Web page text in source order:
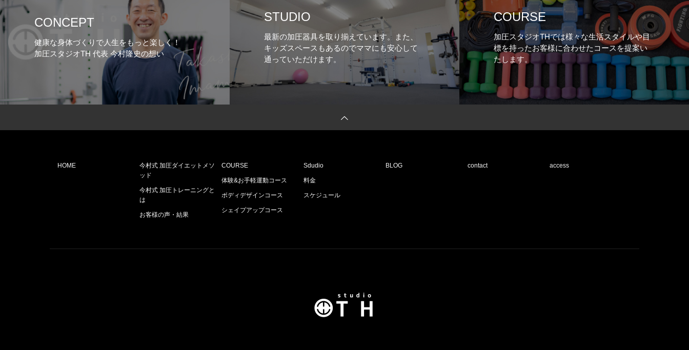
CONCEPT
健康な身体づくりで人生をもっと楽しく！
加圧スタジオTH 代表 今村隆史の想い
STUDIO
最新の加圧器具を取り揃えています。また、
キッズスペースもあるのでママにも安心して
通っていただけます。
COURSE
加圧スタジオTHでは様々な生活スタイルや目
標を持ったお客様に合わせたコースを提案い
たします。
HOME
今村式 加圧ダイエットメソ
ッド
今村式 加圧トレーニングと
は
お客様の声・結果
COURSE
体験&お手軽運動コース
ボディデザインコース
シェイプアップコース
Sdudio
料金
スケジュール
BLOG contact access